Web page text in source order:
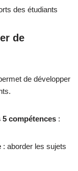
des étudiants
de
de développer
compétences :
: aborder les sujets